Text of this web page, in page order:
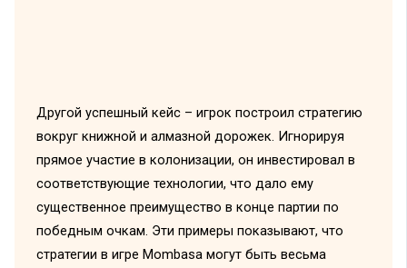
Другой успешный кейс – игрок построил стратегию
вокруг книжной и алмазной дорожек. Игнорируя
прямое участие в колонизации, он инвестировал в
соответствующие технологии, что дало ему
существенное преимущество в конце партии по
победным очкам. Эти примеры показывают, что
стратегии в игре Mombasa могут быть весьма